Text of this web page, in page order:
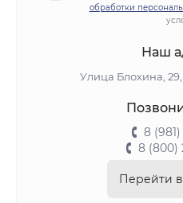
обработки
Наш
Улица Блохина,
8 (981)
8 (800)
Перейти в